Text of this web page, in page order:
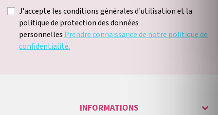
J'accepte les conditions générales d'utilisation et la
politique de protection des données
personnellesPrendre connaissance de notre politique de
confidentialité.
INFORMATIONS